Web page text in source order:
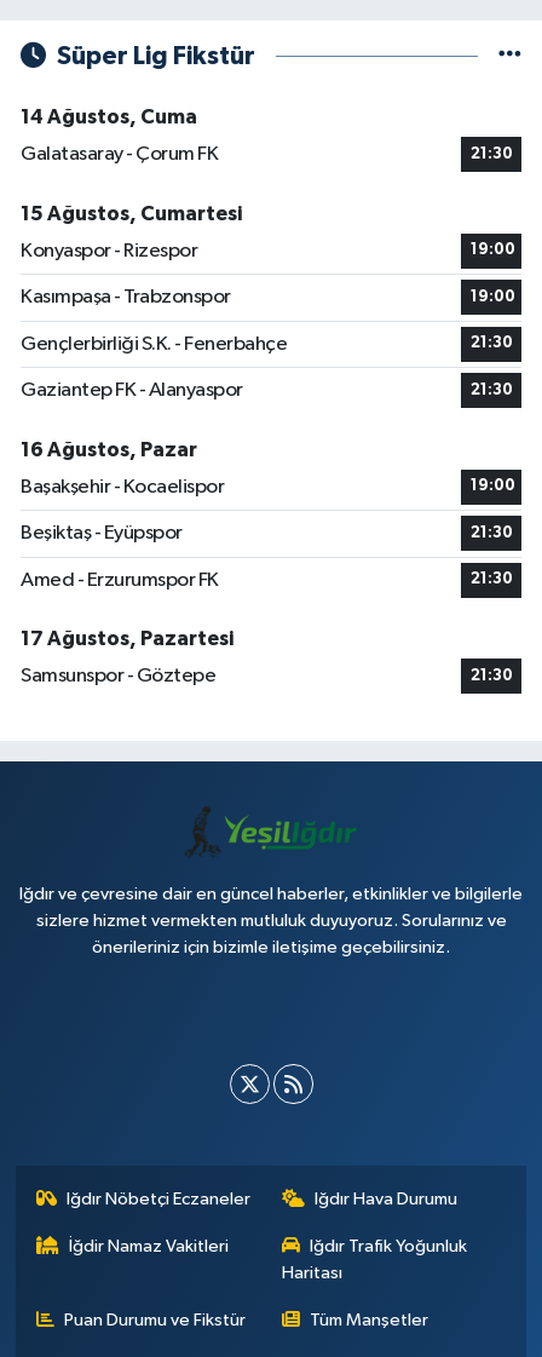
Süper Lig Fikstür
14 Ağustos, Cuma
Galatasaray - Çorum FK
21:30
15 Ağustos, Cumartesi
Konyaspor - Rizespor
19:00
Kasımpaşa - Trabzonspor 19:00
Gençlerbirliği S.K. - Fenerbahçe 21:30
Gaziantep FK - Alanyaspor 21:30
16 Ağustos, Pazar
Başakşehir - Kocaelispor
19:00
Beşiktaş - Eyüpspor 21:30
Amed - Erzurumspor FK 21:30
17 Ağustos, Pazartesi
Samsunspor - Göztepe
21:30
Iğdır ve çevresine dair en güncel haberler, etkinlikler ve bilgilerle
sizlere hizmet vermekten mutluluk duyuyoruz. Sorularınız ve
önerileriniz için bizimle iletişime geçebilirsiniz.
Iğdır Nöbetçi Eczaneler Iğdır Hava Durumu
İğdir Namaz Vakitleri
Iğdır Trafik Yoğunluk
Haritası
Puan Durumu ve Fikstür Tüm Manşetler